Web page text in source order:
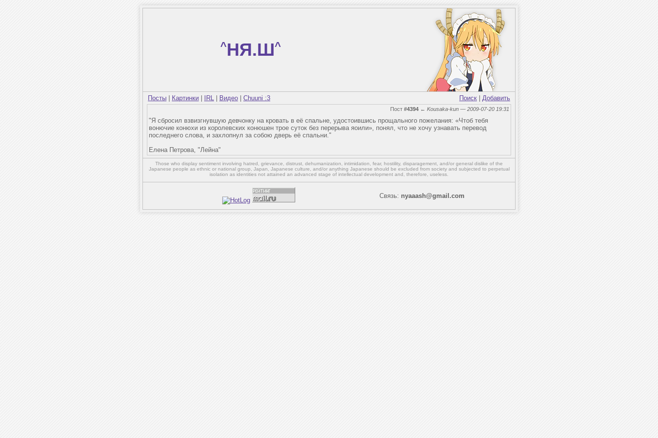
^НЯ.Ш^
Посты Картинки IRL Видео Chuuni :3 Поиск Добавить
Пост #4394 ← Kousaka-kun — 2009-07-20 19:31
"Я сбросил взвизгнувшую девчонку на кровать в её спальне, удостоившись прощального пожелания: «Чтоб тебя
вонючие конюхи из королевских конюшен трое суток без перерыва яоили», понял, что не хочу узнавать перевод
последнего слова, и захлопнул за собою дверь её спальни."
Елена Петрова, "Лейна"
Those who display sentiment involving hatred, grievance, distrust, dehumanization, intimidation, fear, hostility, disparagement, and/or general dislike of the
Japanese people as ethnic or national group, Japan, Japanese culture, and/oranything Japanese should be excluded from society and subjected to perpetual
isolation as identities not attained an advanced stage of intellectual development and, therefore, useless.
Связь: nyaaash@gmail.com